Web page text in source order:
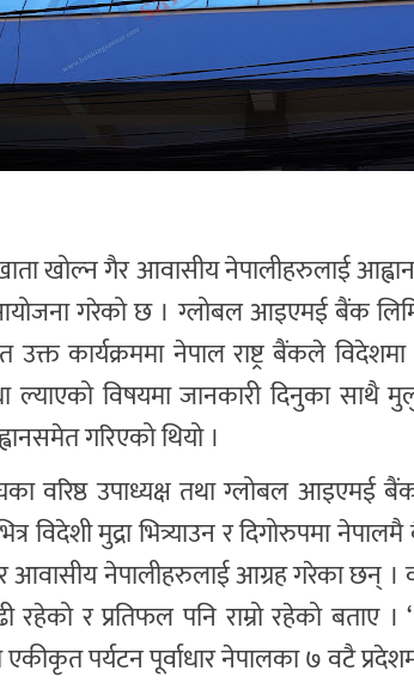
खाता खोल्न गैर आवासीय नेपालीहरुलाई
गरेको छ । ग्लोबल आइएमई बैंक
उक्त कार्यक्रममा नेपाल राष्ट्र बैंकले
ल्याएको विषयमा जानकारी दिनुका साथै
गरिएको थियो ।
वरिष्ठ उपाध्यक्ष तथा ग्लोबल आइएमई
मुद्रा भित्र्याउन र दिगोरुपमा नेपालमै
आवासीय नेपालीहरुलाई आग्रह गरेका छन्
र प्रतिफल पनि राम्रो रहेको बताए ।
पर्यटन पूर्वाधार नेपालका ७ वटै